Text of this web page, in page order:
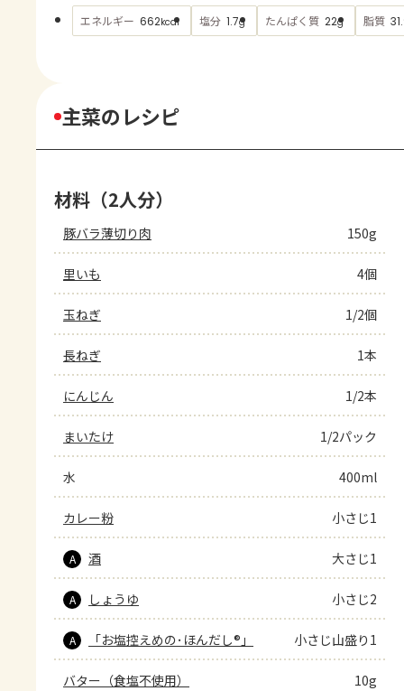
エネルギー 662kcal 塩分 1.7g たんぱく質 22g 脂質
主菜のレシピ
材料（2人分）
豚バラ薄切り肉 150g
里いも 4個
玉ねぎ 1/2個
長ねぎ 1本
にんじん 1/2本
まいたけ 1/2パック
水 400ml
カレー粉 小さじ1
A 酒 大さじ1
A しょうゆ 小さじ2
A 「お塩控えめの･ほんだし®」 小さじ山盛り1
バター（食塩不使用） 10g